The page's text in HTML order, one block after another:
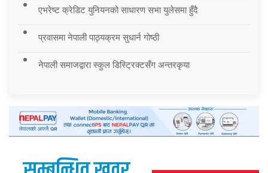
एभरेष्ट क्रेडिट युनियनको साधारण सभा युलेसमा हुँदै
प्रवासमा नेपाली पाठ्यक्रम सुधार्न गोष्ठी
नेपाली समाजद्वारा स्कुल डिस्ट्रिक्टसँग अन्तरकृया